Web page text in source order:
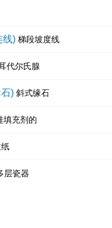
线) 梯段坡度线
代尔氏腺
) 斜式缘石
填充剂的
层瓷器